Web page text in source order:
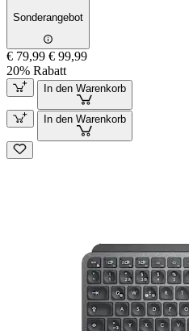
Sonderangebot
€ 79,99 € 99,99
20% Rabatt
In den Warenkorb
In den Warenkorb